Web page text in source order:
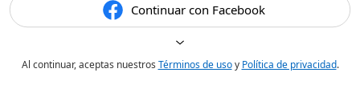
Continuar con Facebook
Al continuar, aceptas nuestros Términos de usoy Política de privacidad.